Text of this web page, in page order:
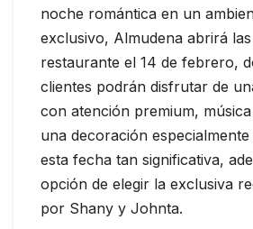
noche romántica en un
exclusivo, Almudena abrirá
restaurante el 14 de febrero,
clientes podrán disfrutar de
con atención premium,
una decoración
esta fecha tan significativa,
opción de elegir la exclusiva
por Shany y Johnta.